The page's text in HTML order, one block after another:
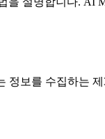
정보를 수집하는